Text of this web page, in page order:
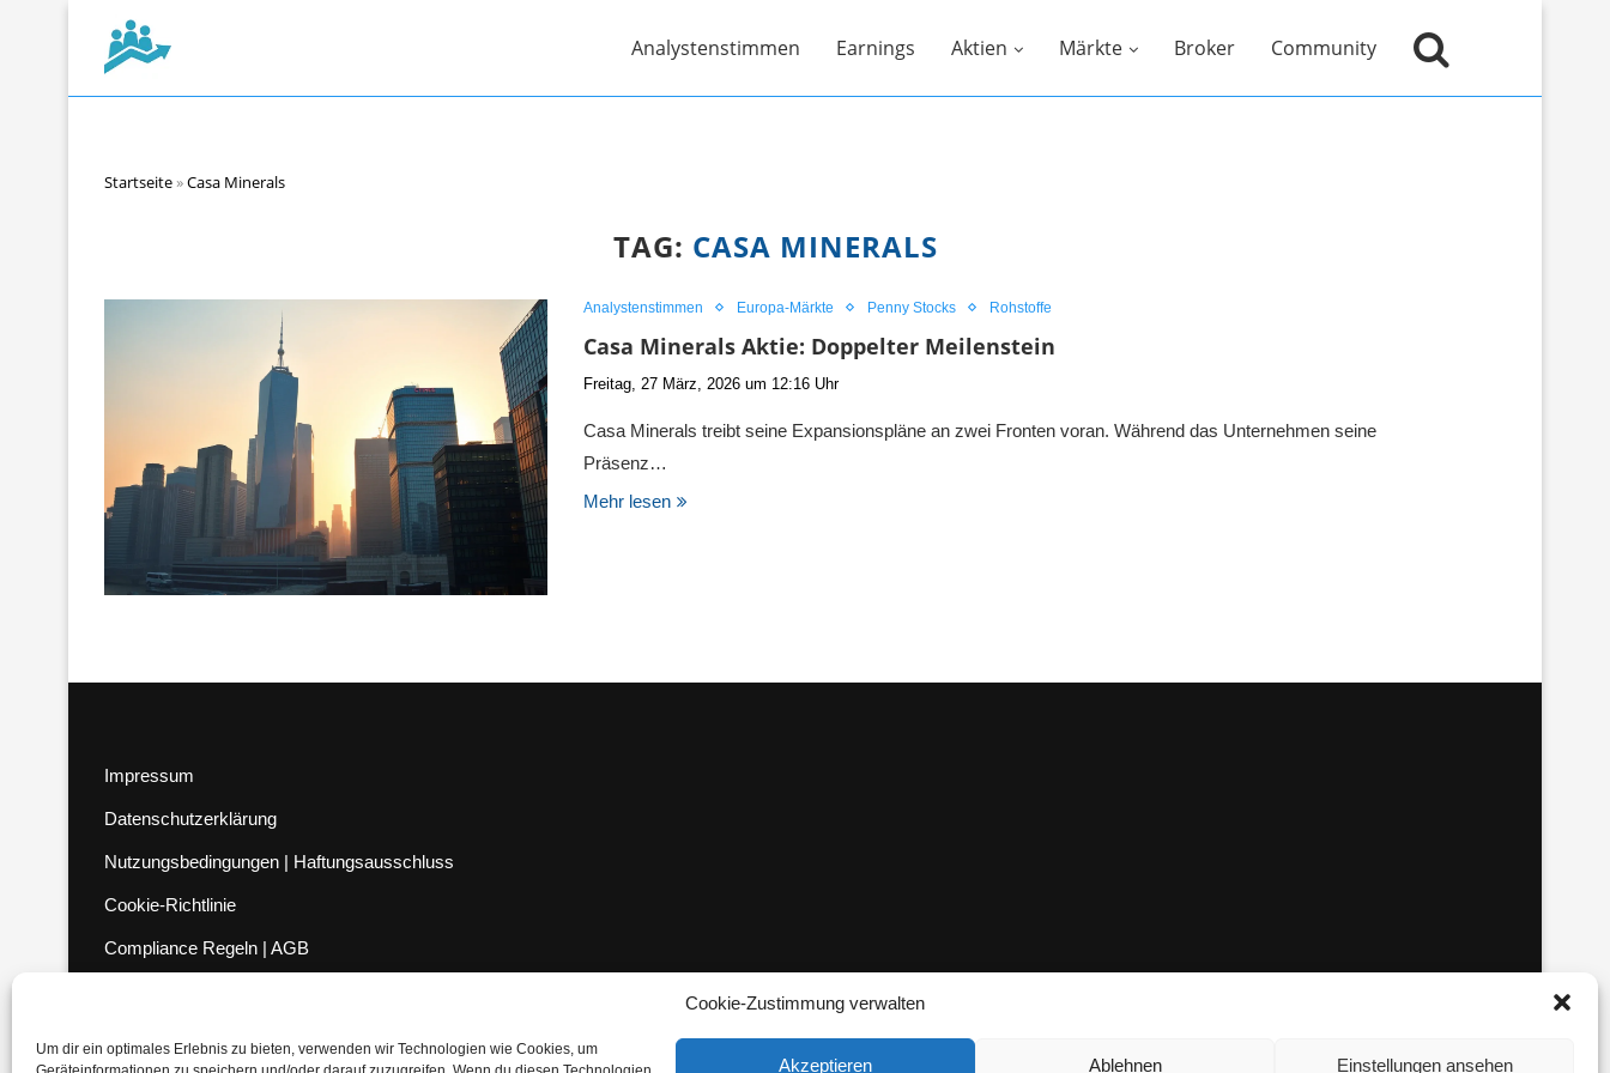
Cookie-Zustimmung verwalten
Um dir ein optimales Erlebnis zu bieten, verwenden wir Technologien wie Cookies, um
Akzeptieren Ablehnen Einstellungen ansehen
Analystenstimmen Earnings Aktien Märkte Broker Community
Startseite»Casa Minerals
TAG: CASA MINERALS
Analystenstimmen Europa-Märkte Penny Stocks Rohstoffe
Casa Minerals Aktie: Doppelter Meilenstein
Freitag, 27 März, 2026 um 12:16 Uhr
Casa Minerals treibt seine Expansionspläne an zwei Fronten voran. Während das Unternehmen seine
Präsenz…
Mehr lesen
Impressum
Datenschutzerklärung
Nutzungsbedingungen | Haftungsausschluss
Cookie-Richtlinie
Compliance Regeln | AGB